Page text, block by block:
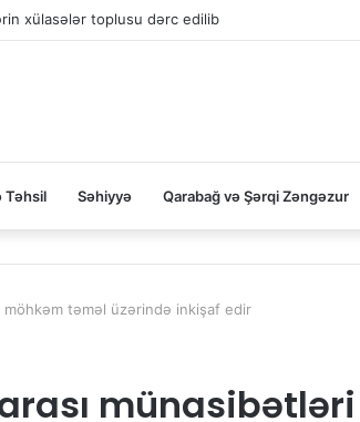
xülasələr toplusu dərc edilib
Təhsil Səhiyyə Qarabağ və Şərqi Zəngəzur
təməl üzərində inkişaf edir
münasibətləri